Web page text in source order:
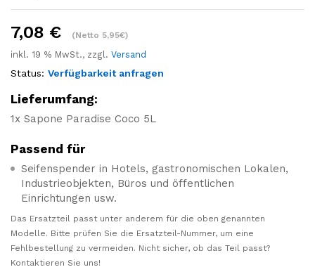
7,08 € (Netto 5,95€)
inkl. 19 % MwSt., zzgl. Versand
Status: Verfügbarkeit anfragen
Lieferumfang:
1x Sapone Paradise Coco 5L
Passend für
Seifenspender in Hotels, gastronomischen Lokalen,
Industrieobjekten, Büros und öffentlichen
Einrichtungen usw.
Das Ersatzteil passt unter anderem für die oben genannten
Modelle. Bitte prüfen Sie die Ersatzteil-Nummer, um eine
Fehlbestellung zu vermeiden. Nicht sicher, ob das Teil passt?
Kontaktieren Sie uns!